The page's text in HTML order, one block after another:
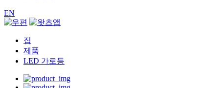
EN
집
제품
LED 가로등